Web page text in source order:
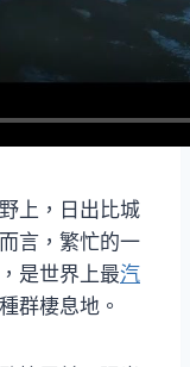
上，日出比城
言，繁忙的一
是世界上最汽
群棲息地。